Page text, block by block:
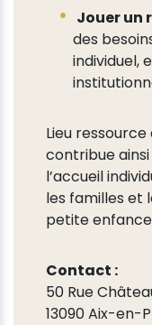
Jouer un
des
individuel,
Lieu ressource
contribue
l’accueil
les familles et
petite
Contact :
50 Rue
13090 Aix-en-